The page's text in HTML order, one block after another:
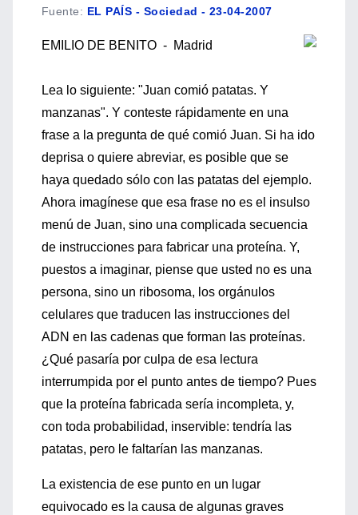
Fuente: EL PAÍS - Sociedad - 23-04-2007
EMILIO DE BENITO - Madrid
Lea lo siguiente: "Juan comió patatas. Y
manzanas". Y conteste rápidamente en una
frase a la pregunta de qué comió Juan. Si ha ido
deprisa o quiere abreviar, es posible que se
haya quedado sólo con las patatas del ejemplo.
Ahora imagínese que esa frase no es el insulso
menú de Juan, sino una complicada secuencia
de instrucciones para fabricar una proteína. Y,
puestos a imaginar, piense que usted no es una
persona, sino un ribosoma, los orgánulos
celulares que traducen las instrucciones del
ADN en las cadenas que forman las proteínas.
¿Qué pasaría por culpa de esa lectura
interrumpida por el punto antes de tiempo? Pues
que la proteína fabricada sería incompleta, y,
con toda probabilidad, inservible: tendría las
patatas, pero le faltarían las manzanas.
La existencia de ese punto en un lugar
equivocado es la causa de algunas graves